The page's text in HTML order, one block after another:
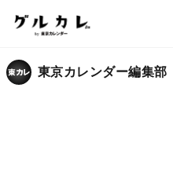
東京カレンダー編集部